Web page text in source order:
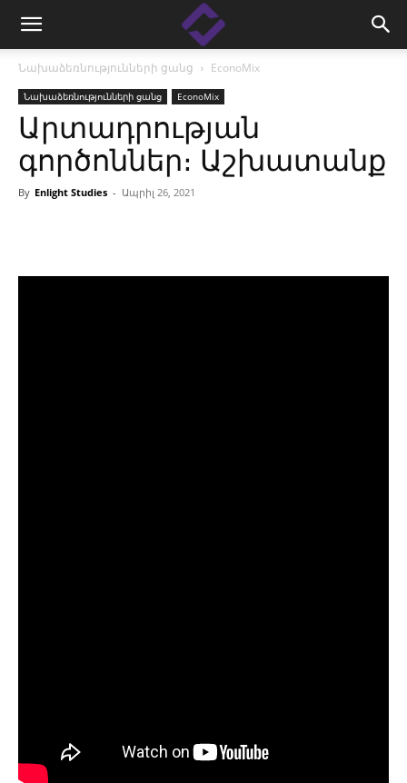
Նախաձեռնությունների ցանց EconoMix
Նախաձեռնությունների ցանց EconoMix
Արտադրության
գործոններ։ Աշխատանք
By Enlight Studies - Ապրիլ 26, 2021